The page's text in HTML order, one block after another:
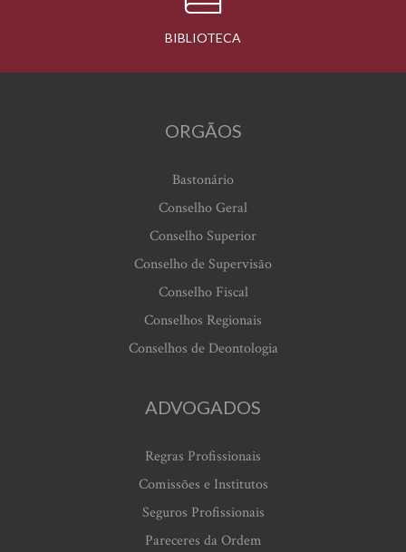
BIBLIOTECA
ORGÃOS
Bastonário
Conselho Geral
Conselho Superior
Conselho de Supervisão
Conselho Fiscal
Conselhos Regionais
Conselhos de Deontologia
ADVOGADOS
Regras Profissionais
Comissões e Institutos
Seguros Profissionais
Pareceres da Ordem